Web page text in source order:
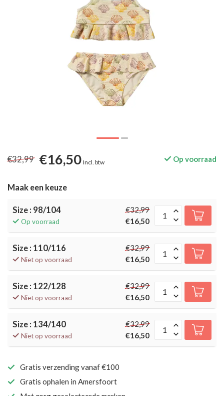
€32,99 €16,50 Incl. btw Op voorraad
Maak een keuze
Size : 98/104
Op voorraad
€32,99
€16,50
Size : 110/116
Niet op voorraad
€32,99
€16,50
Size : 122/128
Niet op voorraad
€32,99
€16,50
Size : 134/140
Niet op voorraad
€32,99
€16,50
Gratis verzending vanaf €100
Gratis ophalen in Amersfoort